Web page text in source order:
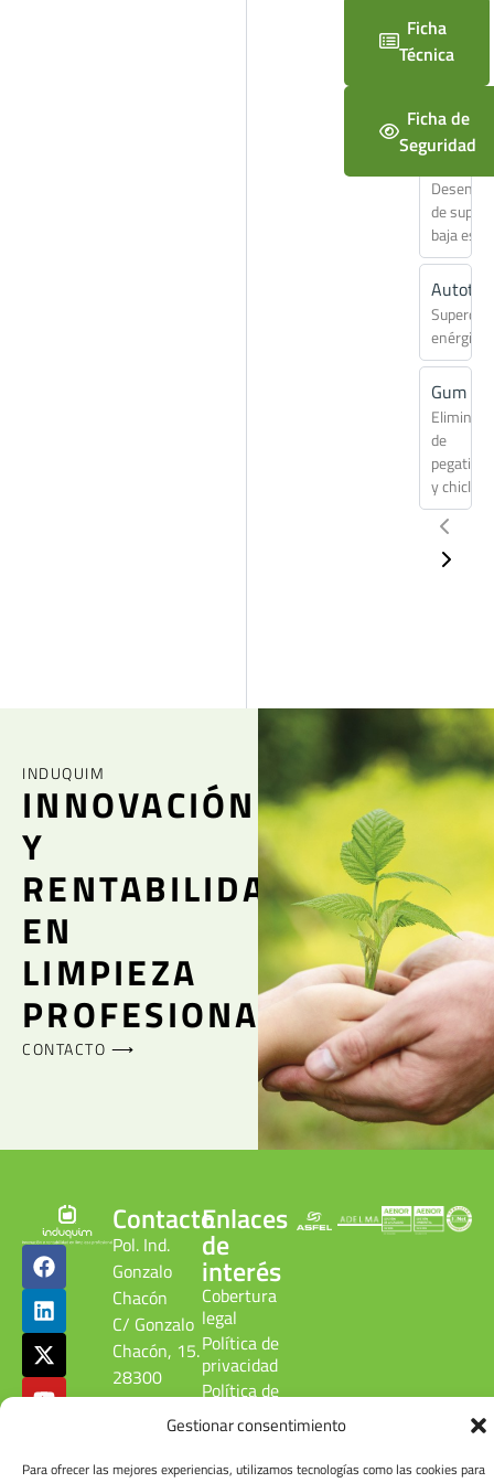
Gestionar consentimiento
Para ofrecer las mejores experiencias, utilizamos tecnologías como las cookies para
Desoil
enérgico
de
baja
Autotal
enérgico
Gum
de
y chicles
Ficha
Técnica
Ficha de
Seguridad
INDUQUIM
INNOVACIÓN
Y
RENTABILIDAD
EN
LIMPIEZA
PROFESIONAL
CONTACTO ⟶
Contacto
Pol. Ind.
Gonzalo
Chacón
C/ Gonzalo
Chacón, 15.
28300
Aranjuez.
Madrid.
Enlaces
de
interés
Cobertura
legal
Política de
privacidad
Política de
ambiental
Canal